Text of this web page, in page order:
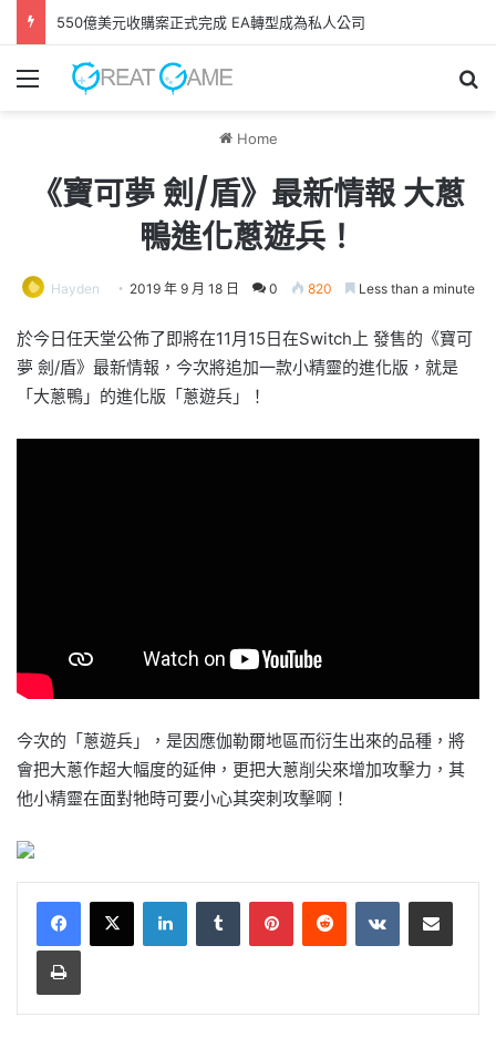
550億美元收購案正式完成 EA轉型成為私人公司
Menu
Home
《寶可夢 劍/盾》最新情報 大蔥
鴨進化蔥遊兵！
Hayden 2019 年 9 月 18 日 0 820 Less than a minute
於今日任天堂公佈了即將在11月15日在Switch上 發售的《寶可
夢 劍/盾》最新情報，今次將追加一款小精靈的進化版，就是
「大蔥鴨」的進化版「蔥遊兵」！
今次的「蔥遊兵」，是因應伽勒爾地區而衍生出來的品種，將
會把大蔥作超大幅度的延伸，更把大蔥削尖來增加攻擊力，其
他小精靈在面對牠時可要小心其突刺攻擊啊！
LinkedInTumblr PinterestReddit VKontakteShare via Email
Print